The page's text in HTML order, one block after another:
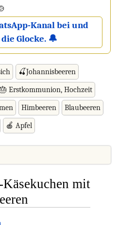
Kanal bei und
Glocke. 🔔
🍒Johannisbeeren
Erstkommunion, Hochzeit
Himbeeren Blaubeeren
🍎 Apfel
mit